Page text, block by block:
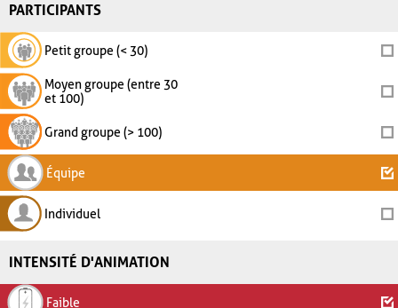
PARTICIPANTS
Petit groupe (< 30)
Moyen groupe (entre 30
et 100)
Grand groupe (> 100)
Équipe
Individuel
INTENSITÉ D'ANIMATION
Faible